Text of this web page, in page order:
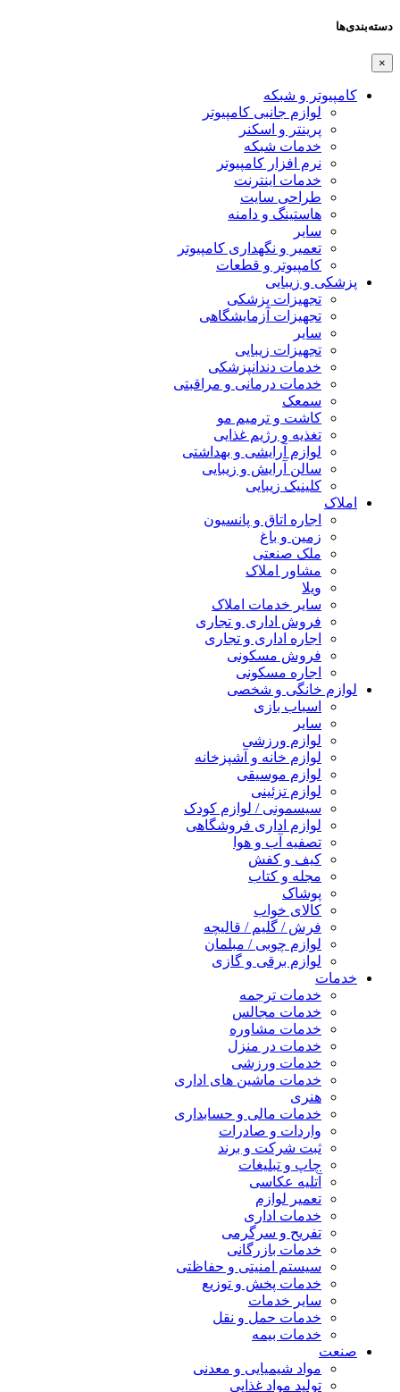
دسته‌بندی‌ها
×
کامپیوتر و شبکه
لوازم جانبی کامپیوتر
پرینتر و اسکنر
خدمات شبکه
نرم افزار کامپیوتر
خدمات اینترنت
طراحی سایت
هاستینگ و دامنه
سایر
تعمیر و نگهداری کامپیوتر
کامپیوتر و قطعات
پزشکی و زیبایی
تجهیزات پزشکی
تجهیزات آزمایشگاهی
سایر
تجهیزات زیبایی
خدمات دندانپزشکی
خدمات درمانی و مراقبتی
سمعک
کاشت و ترمیم مو
تغذیه و رژیم غذایی
لوازم آرایشی و بهداشتی
سالن آرایش و زیبایی
کلینیک زیبایی
املاک
اجاره اتاق و پانسیون
زمین و باغ
ملک صنعتی
مشاور املاک
ویلا
سایر خدمات املاک
فروش اداری و تجاری
اجاره اداری و تجاری
فروش مسکونی
اجاره مسکونی
لوازم خانگی و شخصی
اسباب بازی
سایر
لوازم ورزشی
لوازم خانه و آشپزخانه
لوازم موسیقی
لوازم تزئینی
سیسمونی / لوازم کودک
لوازم اداری فروشگاهی
تصفیه آب و هوا
کیف و کفش
مجله و کتاب
پوشاک
کالای خواب
فرش / گلیم / قالیچه
لوازم چوبی / مبلمان
لوازم برقی و گازی
خدمات
خدمات ترجمه
خدمات مجالس
خدمات مشاوره
خدمات در منزل
خدمات ورزشی
خدمات ماشین های اداری
هنری
خدمات مالی و حسابداری
واردات و صادرات
ثبت شرکت و برند
چاپ و تبلیغات
آتلیه عکاسی
تعمیر لوازم
خدمات اداری
تفریح و سرگرمی
خدمات بازرگانی
سیستم امنیتی و حفاظتی
خدمات پخش و توزیع
سایر خدمات
خدمات حمل و نقل
خدمات بیمه
صنعت
مواد شیمیایی و معدنی
تولید مواد غذایی